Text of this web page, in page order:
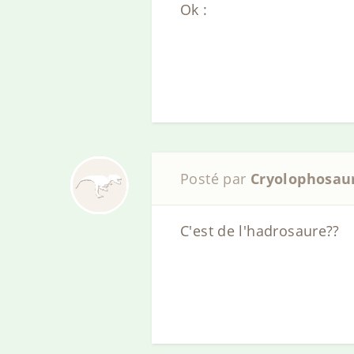
Ok :
Posté par
C'est de l'hadrosaure??